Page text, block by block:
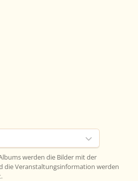
werden die Bilder mit der
die Veranstaltungsinformation werden